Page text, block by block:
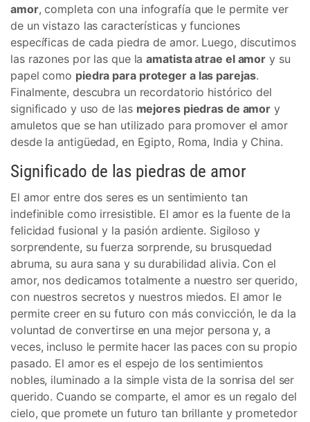
amor, completa con una infografía que le permite ver
de un vistazo las características y funciones
específicas de cada piedra de amor. Luego, discutimos
las razones por las que laamatista atrae el amor y su
papel como piedra para proteger a las parejas.
Finalmente, descubra un recordatorio histórico del
significado y uso de las mejores piedras de amor y
amuletos que se han utilizado para promover el amor
desde la antigüedad, en Egipto, Roma, India y China.
Significado de las piedras de amor
El amor entre dos seres es un sentimiento tan
indefinible como irresistible. El amor es la fuente de la
felicidad fusional y la pasión ardiente. Sigiloso y
sorprendente, su fuerza sorprende, su brusquedad
abruma, su aura sana y su durabilidad alivia. Con el
amor, nos dedicamos totalmente a nuestro ser querido,
con nuestros secretos y nuestros miedos. El amor le
permite creer en su futuro con más convicción, le da la
voluntad de convertirse en una mejor persona y, a
veces, incluso le permite hacer las paces con su propio
pasado. El amor es el espejo de los sentimientos
nobles, iluminado a la simple vista de la sonrisa del ser
querido. Cuando se comparte, el amor es un regalo del
cielo, que promete un futuro tan brillante y prometedor